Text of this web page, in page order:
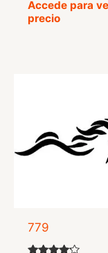
Accede para
precio
779